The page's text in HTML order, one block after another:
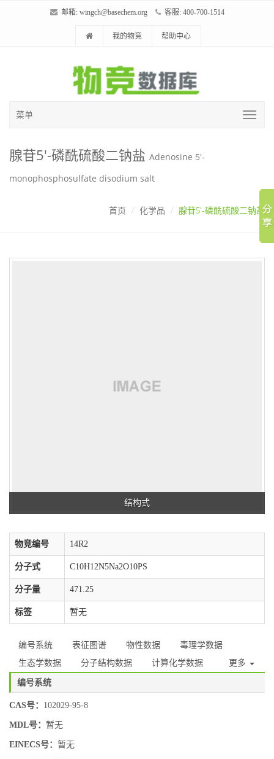
邮箱: wingch@basechem.org 客服: 400-700-1514
我的物竞 帮助中心
菜单
腺苷5'-磷酰硫酸二钠盐 Adenosine 5'-
monophosphosulfate disodium salt
首页 化学品 腺苷5'-磷酰硫酸二钠盐
结构式
物竞编号 14R2
分子式 C10H12N5Na2O10PS
分子量 471.25
标签 暂无
编号系统 表征图谱 物性数据
毒理学数据
生态学数据
分子结构数据 计算化学数据 更多
编号系统
CAS号： 102029-95-8
MDL号： 暂无
EINECS号： 暂无